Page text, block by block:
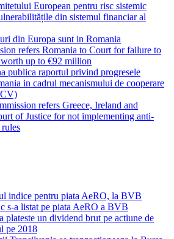
European pentru risc sistemic
din sistemul financiar al
din Europa sunt in Romania
refers Romania to Court for failure to
up to €92 million
publica raportul privind progresele
in cadrul mecanismului de cooperare
refers Greece, Ireland and
of Justice for not implementing anti-
indice pentru piata AeRO, la BVB
s-a listat pe piata AeRO a BVB
plateste un dividend brut pe actiune de
pe 2018